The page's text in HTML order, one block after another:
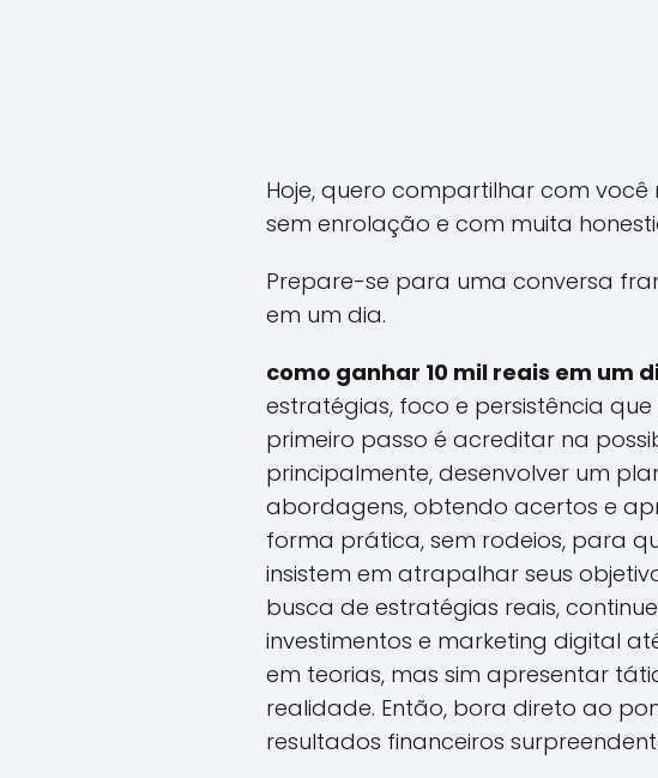
Hoje, quero compartilhar com
sem enrolação e com muita
Prepare-se para uma conversa
em um dia.
como ganhar 10 mil reais em um
estratégias, foco e persistência
primeiro passo é acreditar na
principalmente, desenvolver um
abordagens, obtendo acertos e
forma prática, sem rodeios, para
insistem em atrapalhar seus
busca de estratégias reais,
investimentos e marketing digital
em teorias, mas sim apresentar
realidade. Então, bora direto ao
resultados financeiros